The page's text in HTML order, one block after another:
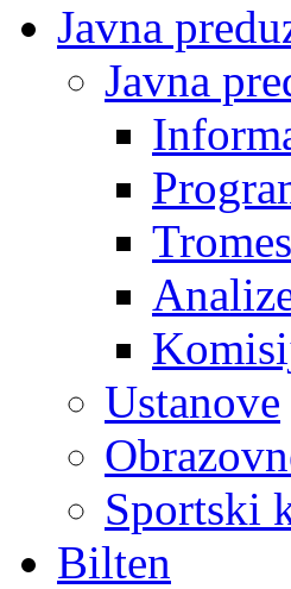
Javna
Javna
Ustanove
Sportski
Bilten